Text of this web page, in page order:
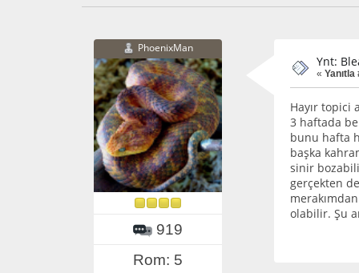
PhoenixMan
919
Rom: 5
Ynt:
« Yanıtla
Hayır topici
3 haftada
bunu hafta
başka
sinir
gerçekten
olabilir. Şu